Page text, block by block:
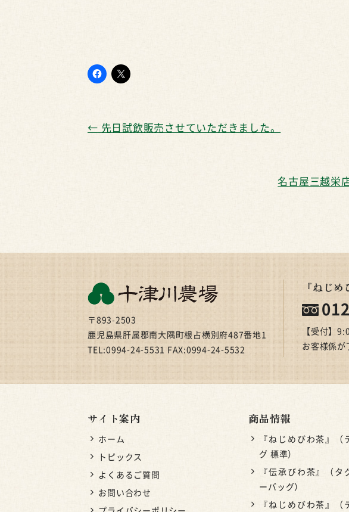
← 先日試飲販売させていただきました。
名古屋三越栄
〒893-2503
鹿児島県肝属郡南大隅町根占横別府487番地1
TEL:0994-24-5531 FAX:0994-24-5532
『ねじ
【受付】
お客様係が
サイト案内
ホーム
トピックス
よくあるご質問
お問い合わせ
商品情報
『ねじめびわ茶』（
グ 標準）
『伝承びわ茶』（タ
ーバッグ）
『ねじめびわ茶』（